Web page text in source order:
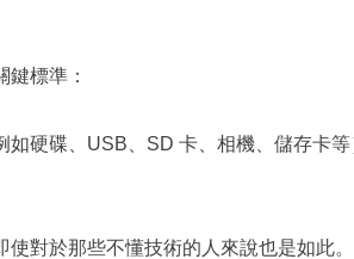
標準：
如硬碟、USB、SD 卡、相機、儲存卡
使對於那些不懂技術的人來說也是如此